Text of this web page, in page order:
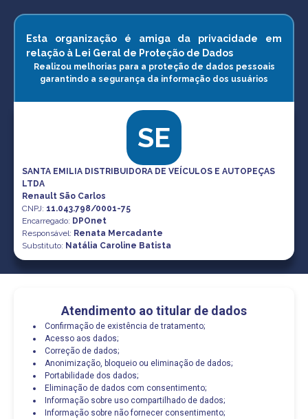
Esta organização é amiga da privacidade em
relação à Lei Geral de Proteção de Dados
Realizou melhorias para a proteção de dados pessoais
garantindo a segurança da informação dos usuários
SE
SANTA EMILIA DISTRIBUIDORA DE VEÍCULOS E AUTOPEÇAS
LTDA
Renault São Carlos
CNPJ: 11.043.798/0001-75
Encarregado: DPOnet
Responsável: Renata Mercadante
Substituto: Natália Caroline Batista
Atendimento ao titular de dados
Confirmação de existência de tratamento;
Acesso aos dados;
Correção de dados;
Anonimização, bloqueio ou eliminação de dados;
Portabilidade dos dados;
Eliminação de dados com consentimento;
Informação sobre uso compartilhado de dados;
Informação sobre não fornecer consentimento;